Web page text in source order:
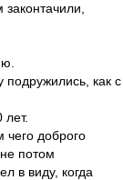
подружились, как с
лет.
чего доброго
потом
в виду, когда